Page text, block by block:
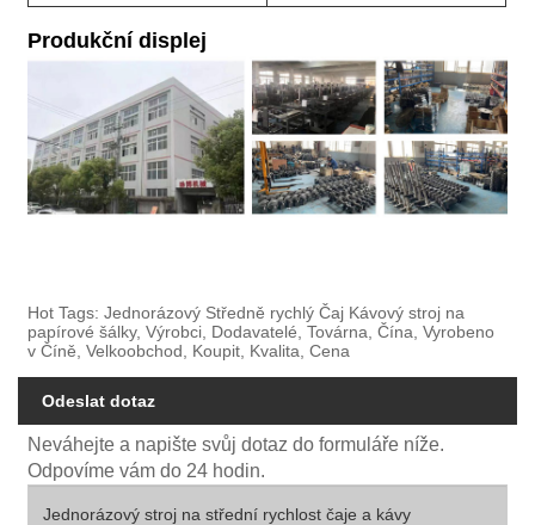
Produkční displej
Hot Tags: Jednorázový Středně rychlý Čaj Kávový stroj na
papírové šálky, Výrobci, Dodavatelé, Továrna, Čína, Vyrobeno
v Číně, Velkoobchod, Koupit, Kvalita, Cena
Odeslat dotaz
Neváhejte a napište svůj dotaz do formuláře níže.
Odpovíme vám do 24 hodin.